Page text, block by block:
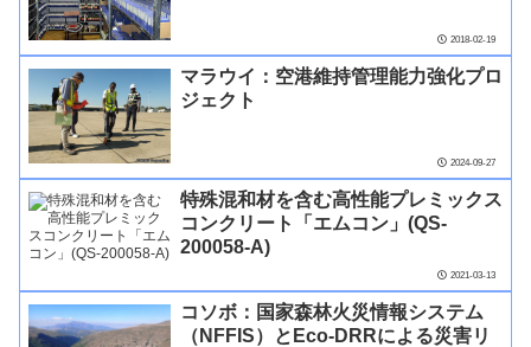
2018-02-19
マラウイ：空港維持管理能力強化プロ
ジェクト
2024-09-27
特殊混和材を含む高性能プレミックス
コンクリート「エムコン」(QS-
200058-A)
2021-03-13
コソボ：国家森林火災情報システム
（NFFIS）とEco-DRRによる災害リ